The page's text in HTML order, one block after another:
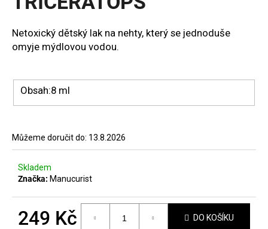
hvězdiček.
Netoxický dětský lak na nehty, který se jednoduše
omyje mýdlovou vodou.
Obsah:8 ml
Můžeme doručit do: 13.8.2026
Skladem
Značka: Manucurist
249 Kč DO KOŠÍKU
j
e
m
MANUCURIST
AQUA
GLAZED
Kč